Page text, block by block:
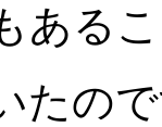
ある
たの